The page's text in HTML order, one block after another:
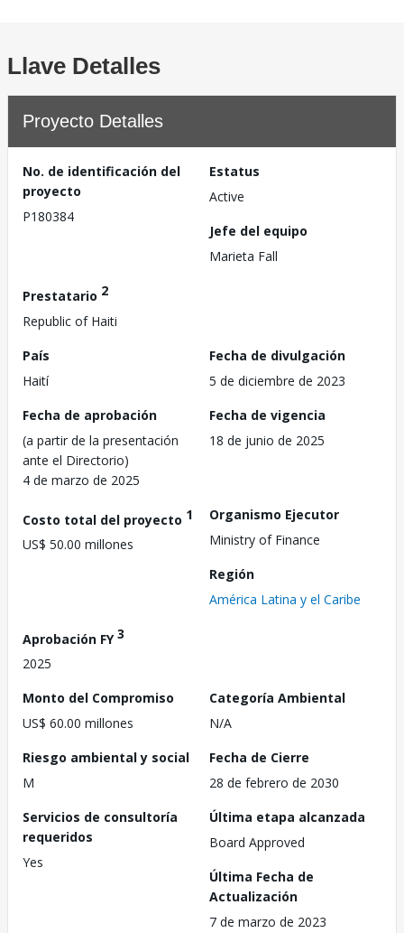
Llave Detalles
Proyecto Detalles
No. de identificación del
proyecto
P180384
Estatus
Active
Jefe del equipo
Marieta Fall
Prestatario 2
Republic of Haiti
País
Haití
Fecha de divulgación
5 de diciembre de 2023
Fecha de aprobación
(a partir de la presentación
ante el Directorio)
4 de marzo de 2025
Fecha de vigencia
18 de junio de 2025
Costo total del proyecto 1
US$ 50.00 millones
Organismo Ejecutor
Ministry of Finance
Región
América Latina y el Caribe
Aprobación FY3
2025
Monto del Compromiso
US$ 60.00 millones
Categoría Ambiental
N/A
Riesgo ambiental y social
M
Fecha de Cierre
28 de febrero de 2030
Servicios de consultoría
requeridos
Yes
Última etapa alcanzada
Board Approved
Última Fecha de
Actualización
7 de marzo de 2023